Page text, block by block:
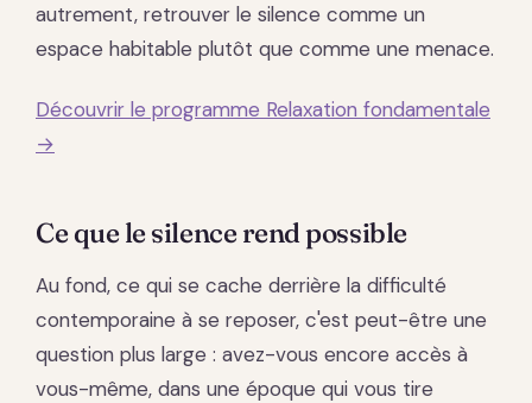
autrement, retrouver le silence comme un
espace habitable plutôt que comme une menace.
Découvrir le programme Relaxation fondamentale
→
Ce que le silence rend possible
Au fond, ce qui se cache derrière la difficulté
contemporaine à se reposer, c'est peut-être une
question plus large : avez-vous encore accès à
vous-même, dans une époque qui vous tire